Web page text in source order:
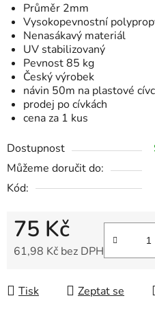
Průměr 2mm
Vysokopevnostní
Nenasákavý materiál
UV stabilizovaný
Pevnost 85 kg
Český výrobek
návin 50m na plastové
prodej po cívkách
cena za 1 kus
Dostupnost
Můžeme doručit do:
Kód:
75 Kč
61,98 Kč bez DPH
Tisk Zeptat se